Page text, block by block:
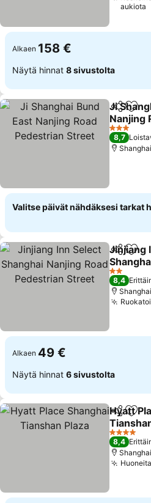
aukiota
Alkaen 158 €
Näytä hinnat 8 sivustolta
Jaa
Ji
Nanjing
Street
Katso
3
8,7
Shanghai
Valitse päivät nähdäksesi tarkat
Jaa
Jinjiang
Katso
2
8,4
Shanghai
Alkaen 49 €
Näytä hinnat 6 sivustolta
Jaa
Hyatt
Katso
4
8,4
Shanghai